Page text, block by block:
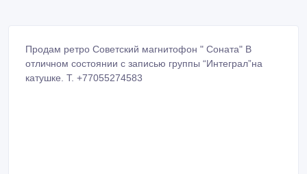
Продам ретро Советский магнитофон " Соната" В
отличном состоянии с записью группы “Интеграл”на
катушке. Т. +77055274583